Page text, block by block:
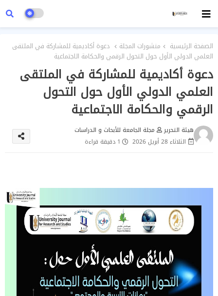
الصفحة الرئيسية منشورات المجلة
دعوة أكاديمية للمشاركة في الملتقى
العلمي الدولي الأول حول التحول الرقمي والحكامة الاجتماعية
دعوة أكاديمية للمشاركة في الملتقى
العلمي الدولي الأول حول التحول
الرقمي والحكامة الاجتماعية
هيئة التحرير
مجلة الجامعة للأبحاث و الدراسات
الثلاثاء 28 أبريل 2026
1 دقيقة قراءة